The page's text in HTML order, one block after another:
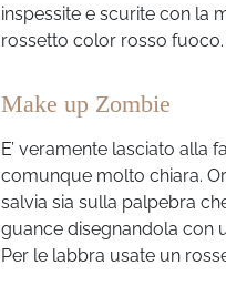
inspessite e scurite con la
rossetto color rosso
Make up Zombie
E’ veramente lasciato alla
comunque molto chiara.
salvia sia sulla palpebra
guance disegnandola con
Per le labbra usate un